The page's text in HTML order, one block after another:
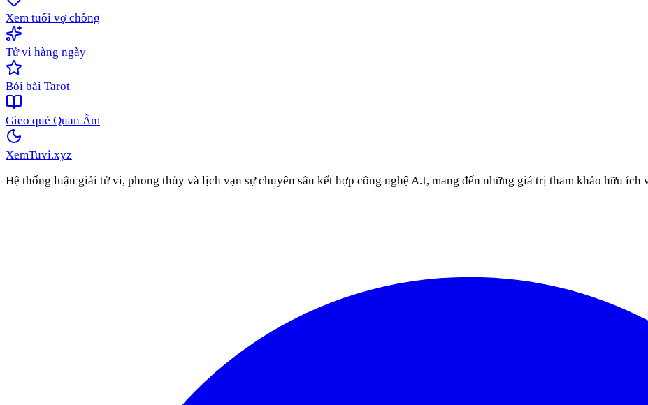
Xem tuổi vợ chồng
Tử vi hàng ngày
Bói bài Tarot
Gieo quẻ Quan Âm
XemTuvi.xyz
Hệ thống luận giải tử vi, phong thủy và lịch vạn sự chuyên sâu kết hợp công nghệ A.I, mang đến những giá trị tham khảo hữu ích